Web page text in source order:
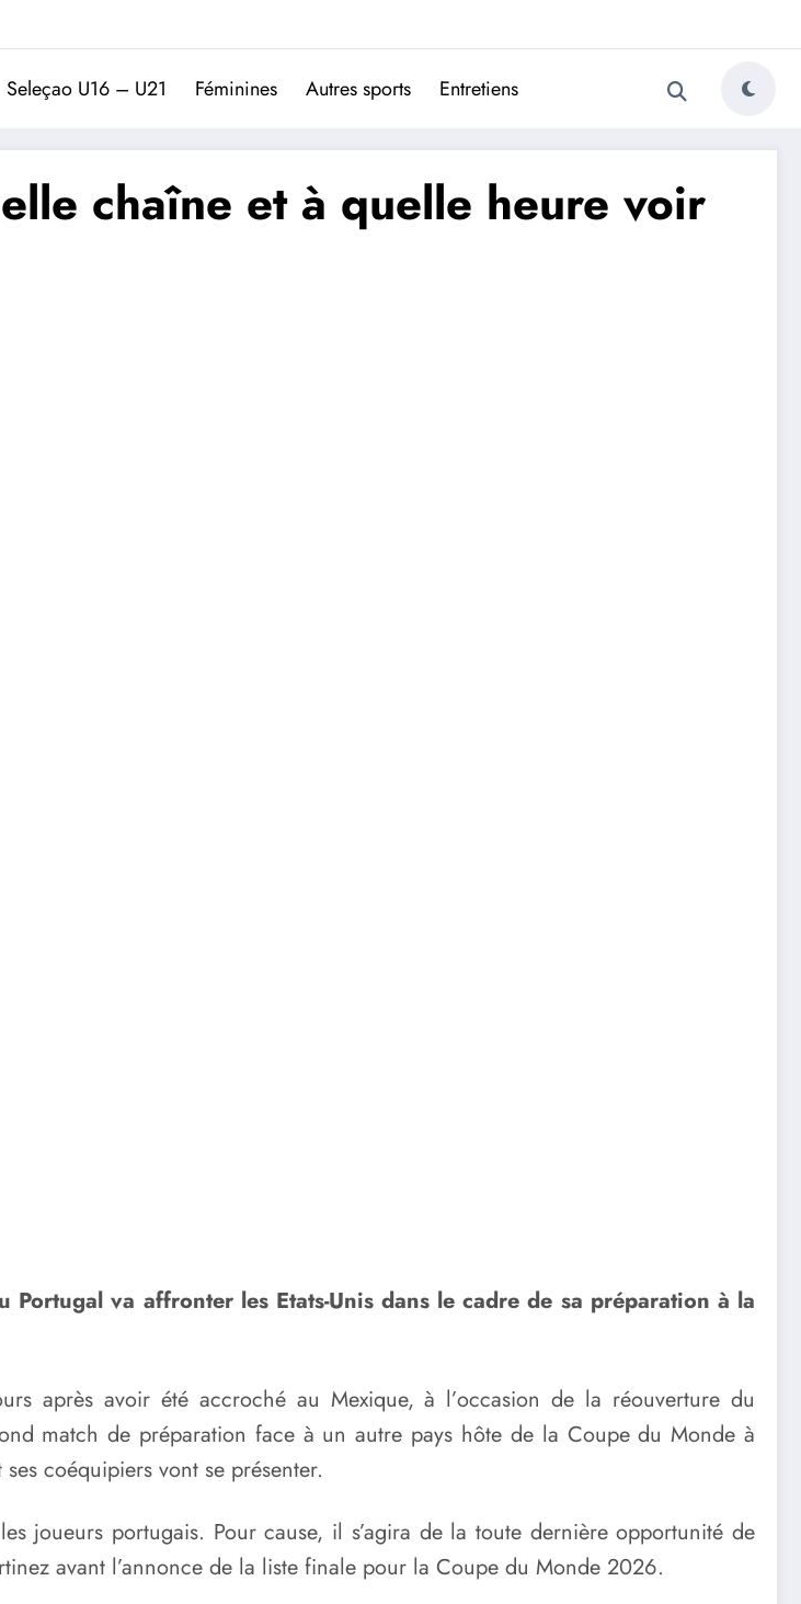
Trivela
L'actualité du football portugais
Seleçao U16 – U21 Féminines Autres sports Entretiens
chaîne et à quelle heure voir
va affronter les Etats-Unis dans le cadre de sa préparation à la
après avoir été accroché au Mexique, à l’occasion de la réouverture du
match de préparation face à un autre pays hôte de la Coupe du Monde à
coéquipiers vont se présenter.
joueurs portugais. Pour cause, il s’agira de la toute dernière opportunité de
avant l’annonce de la liste finale pour la Coupe du Monde 2026.